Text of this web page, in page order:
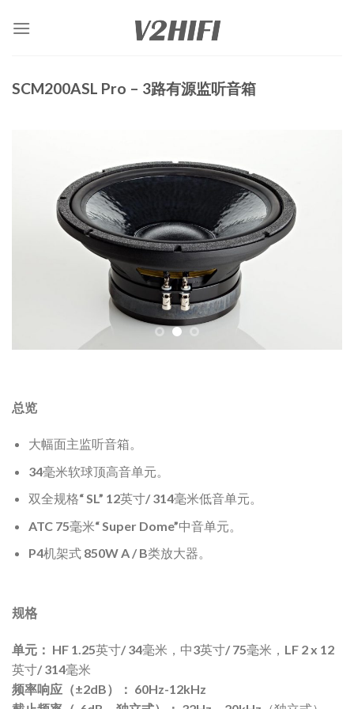
SCM200ASL Pro – 3路有源监听音箱
总览
大幅面主监听音箱。
34毫米软球顶高音单元。
双全规格“ SL” 12英寸/ 314毫米低音单元。
ATC 75毫米“ Super Dome”中音单元。
P4机架式 850W A / B类放大器。
规格
单元： HF 1.25英寸/ 34毫米，中3英寸/ 75毫米，LF 2 x 12
英寸/ 314毫米
频率响应（±2dB）： 60Hz-12kHz